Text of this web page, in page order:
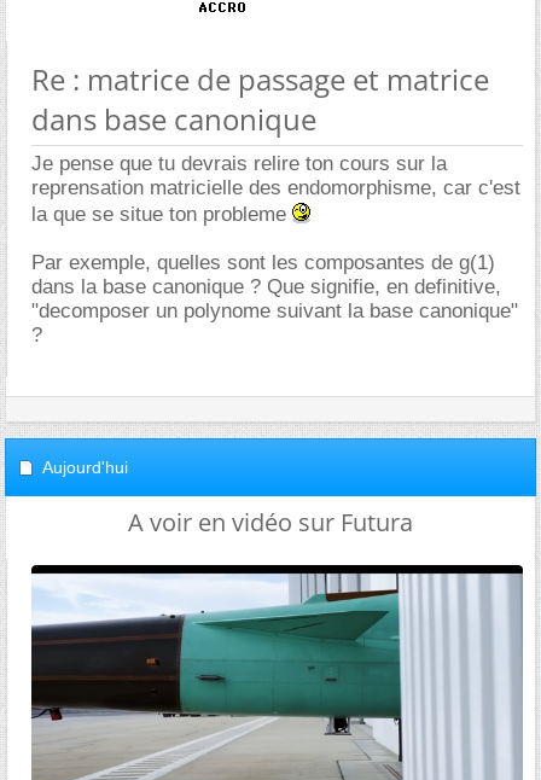
Re : matrice de passage et matrice
dans base canonique
Je pense que tu devrais relire ton cours sur la
reprensation matricielle des endomorphisme, car c'est
la que se situe ton probleme
Par exemple, quelles sont les composantes de g(1)
dans la base canonique ? Que signifie, en definitive,
"decomposer un polynome suivant la base canonique"
?
Aujourd'hui
A voir en vidéo sur Futura